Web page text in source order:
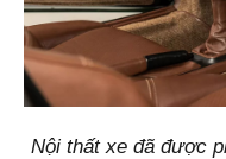
Nội thất xe đã được